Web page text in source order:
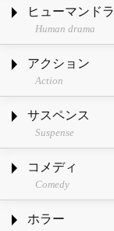
ヒューマンド
Human drama
アクション
Action
サスペンス
Suspense
コメディ
Comedy
ホラー